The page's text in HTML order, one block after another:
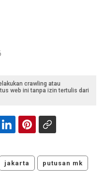
crawling atau
web ini tanpa izin tertulis dari
jakarta putusan mk